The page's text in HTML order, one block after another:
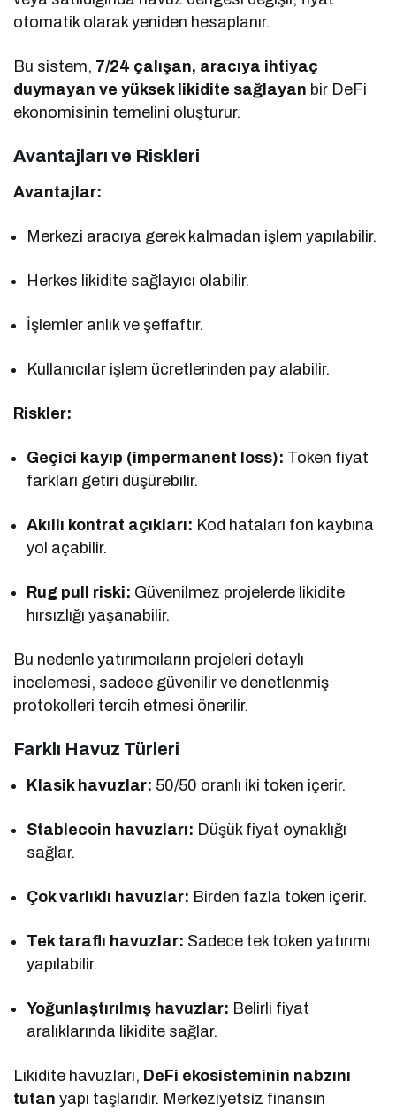
otomatik olarak yeniden hesaplanır.
Bu sistem, 7/24 çalışan, aracıya ihtiyaç
duymayan ve yüksek likidite sağlayan bir DeFi
ekonomisinin temelini oluşturur.
Avantajları ve Riskleri
Avantajlar:
Merkezi aracıya gerek kalmadan işlem yapılabilir.
Herkes likidite sağlayıcı olabilir.
İşlemler anlık ve şeffaftır.
Kullanıcılar işlem ücretlerinden pay alabilir.
Riskler:
Geçici kayıp (impermanent loss): Token fiyat
farkları getiri düşürebilir.
Akıllı kontrat açıkları: Kod hataları fon kaybına
yol açabilir.
Rug pull riski: Güvenilmez projelerde likidite
hırsızlığı yaşanabilir.
Bu nedenle yatırımcıların projeleri detaylı
incelemesi, sadece güvenilir ve denetlenmiş
protokolleri tercih etmesi önerilir.
Farklı Havuz Türleri
Klasik havuzlar: 50/50 oranlı iki token içerir.
Stablecoin havuzları: Düşük fiyat oynaklığı
sağlar.
Çok varlıklı havuzlar: Birden fazla token içerir.
Tek taraflı havuzlar: Sadece tek token yatırımı
yapılabilir.
Yoğunlaştırılmış havuzlar: Belirli fiyat
aralıklarında likidite sağlar.
Likidite havuzları, DeFi ekosisteminin nabzını
tutan yapı taşlarıdır. Merkeziyetsiz finansın